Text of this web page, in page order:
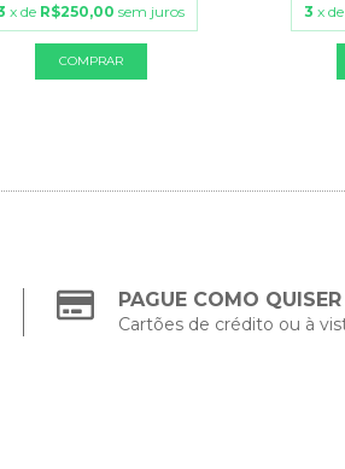
x de R$250,00 sem juros 3 x de
PAGUE COMO QUISER
Cartões de crédito ou à